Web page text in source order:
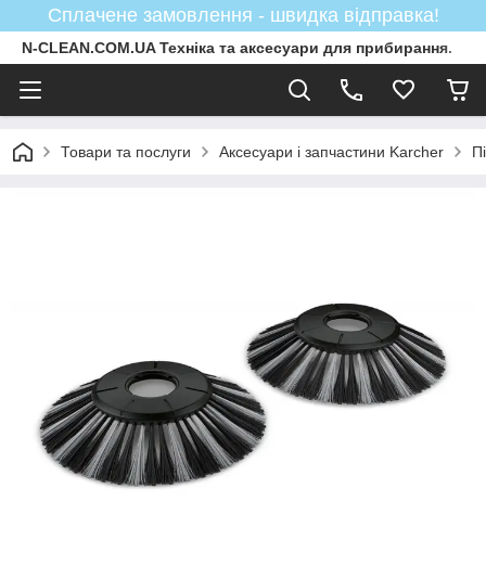
Сплачене замовлення - швидка відправка!
N-CLEAN.COM.UA Техніка та аксесуари для прибирання.
Товари та послуги Аксесуари і запчастини Karcher